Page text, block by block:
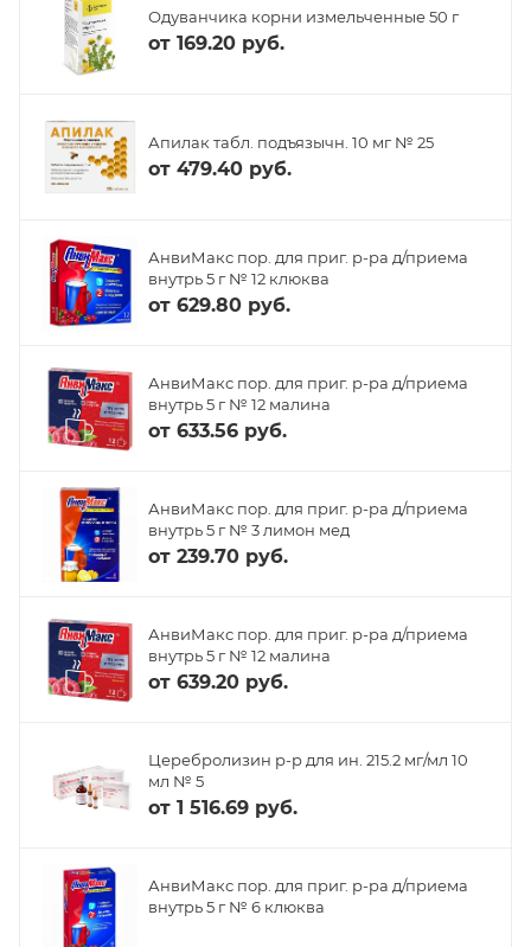
Одуванчика корни измельченные 50 г
от 169.20 руб.
Апилак табл. подъязычн. 10 мг № 25
от 479.40 руб.
АнвиМакс пор. для приг. р-ра д/приема
внутрь 5 г № 12 клюква
от 629.80 руб.
АнвиМакс пор. для приг. р-ра д/приема
внутрь 5 г № 12 малина
от 633.56 руб.
АнвиМакс пор. для приг. р-ра д/приема
внутрь 5 г № 3 лимон мед
от 239.70 руб.
АнвиМакс пор. для приг. р-ра д/приема
внутрь 5 г № 12 малина
от 639.20 руб.
Церебролизин р-р для ин. 215.2 мг/мл 10
мл № 5
от 1 516.69 руб.
АнвиМакс пор. для приг. р-ра д/приема
внутрь 5 г № 6 клюква